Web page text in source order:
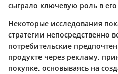
сыграло ключевую роль в
Некоторые исследования
стратегии непосредственно
потребительские
продукте через рекламу,
покупке, основываясь на